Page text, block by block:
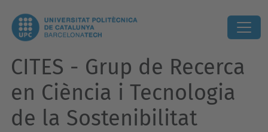
CITES - Grup de Recerca
en Ciència i Tecnologia
de la Sostenibilitat